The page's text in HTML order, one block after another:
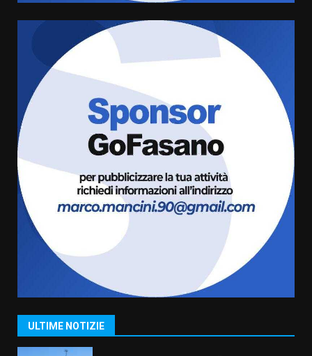
ULTIME NOTIZIE
Grazia Neglia, coordinatrice
cittadina di Fratelli d’Italia,
pronta a tornare in Consiglio
comunale
6 Agosto 2026 08:00
Cura dei beni comuni e
cittadinanza attiva: online
l’avviso per la gestione
condivisa della Villetta di
Laureto
La magia del Minareto e la prima
assoluta de “L’Albergo
Belvedere. Il rapimento”
6 Agosto 2026 06:15
1
“I Contestatori: Musica di
Rivoluzione”: nuovo
appuntamento con “Fasano in